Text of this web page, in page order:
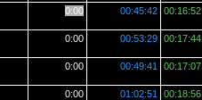
0:00 00:45:42 00:16:52
0:00 00:53:29 00:17:44
0:00 00:49:41 00:17:07
0:00 01:02:51 00:18:56